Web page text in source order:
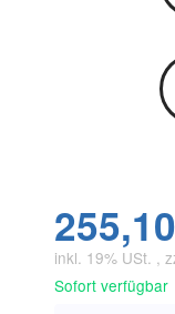
inkl. 19% USt. ,
Sofort verfügbar